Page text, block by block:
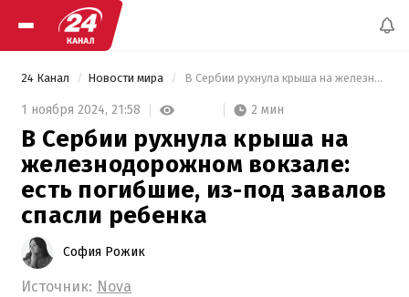
24 Канал Новости мира В Сербии рухнула крыша на железнодорожном вокзале: есть погибшие, из-под завалов спасли ребенка
1 ноября 2024, 21:58 2 мин
В Сербии рухнула крыша на
железнодорожном вокзале:
есть погибшие, из-под завалов
спасли ребенка
София Рожик
Источник: Nova